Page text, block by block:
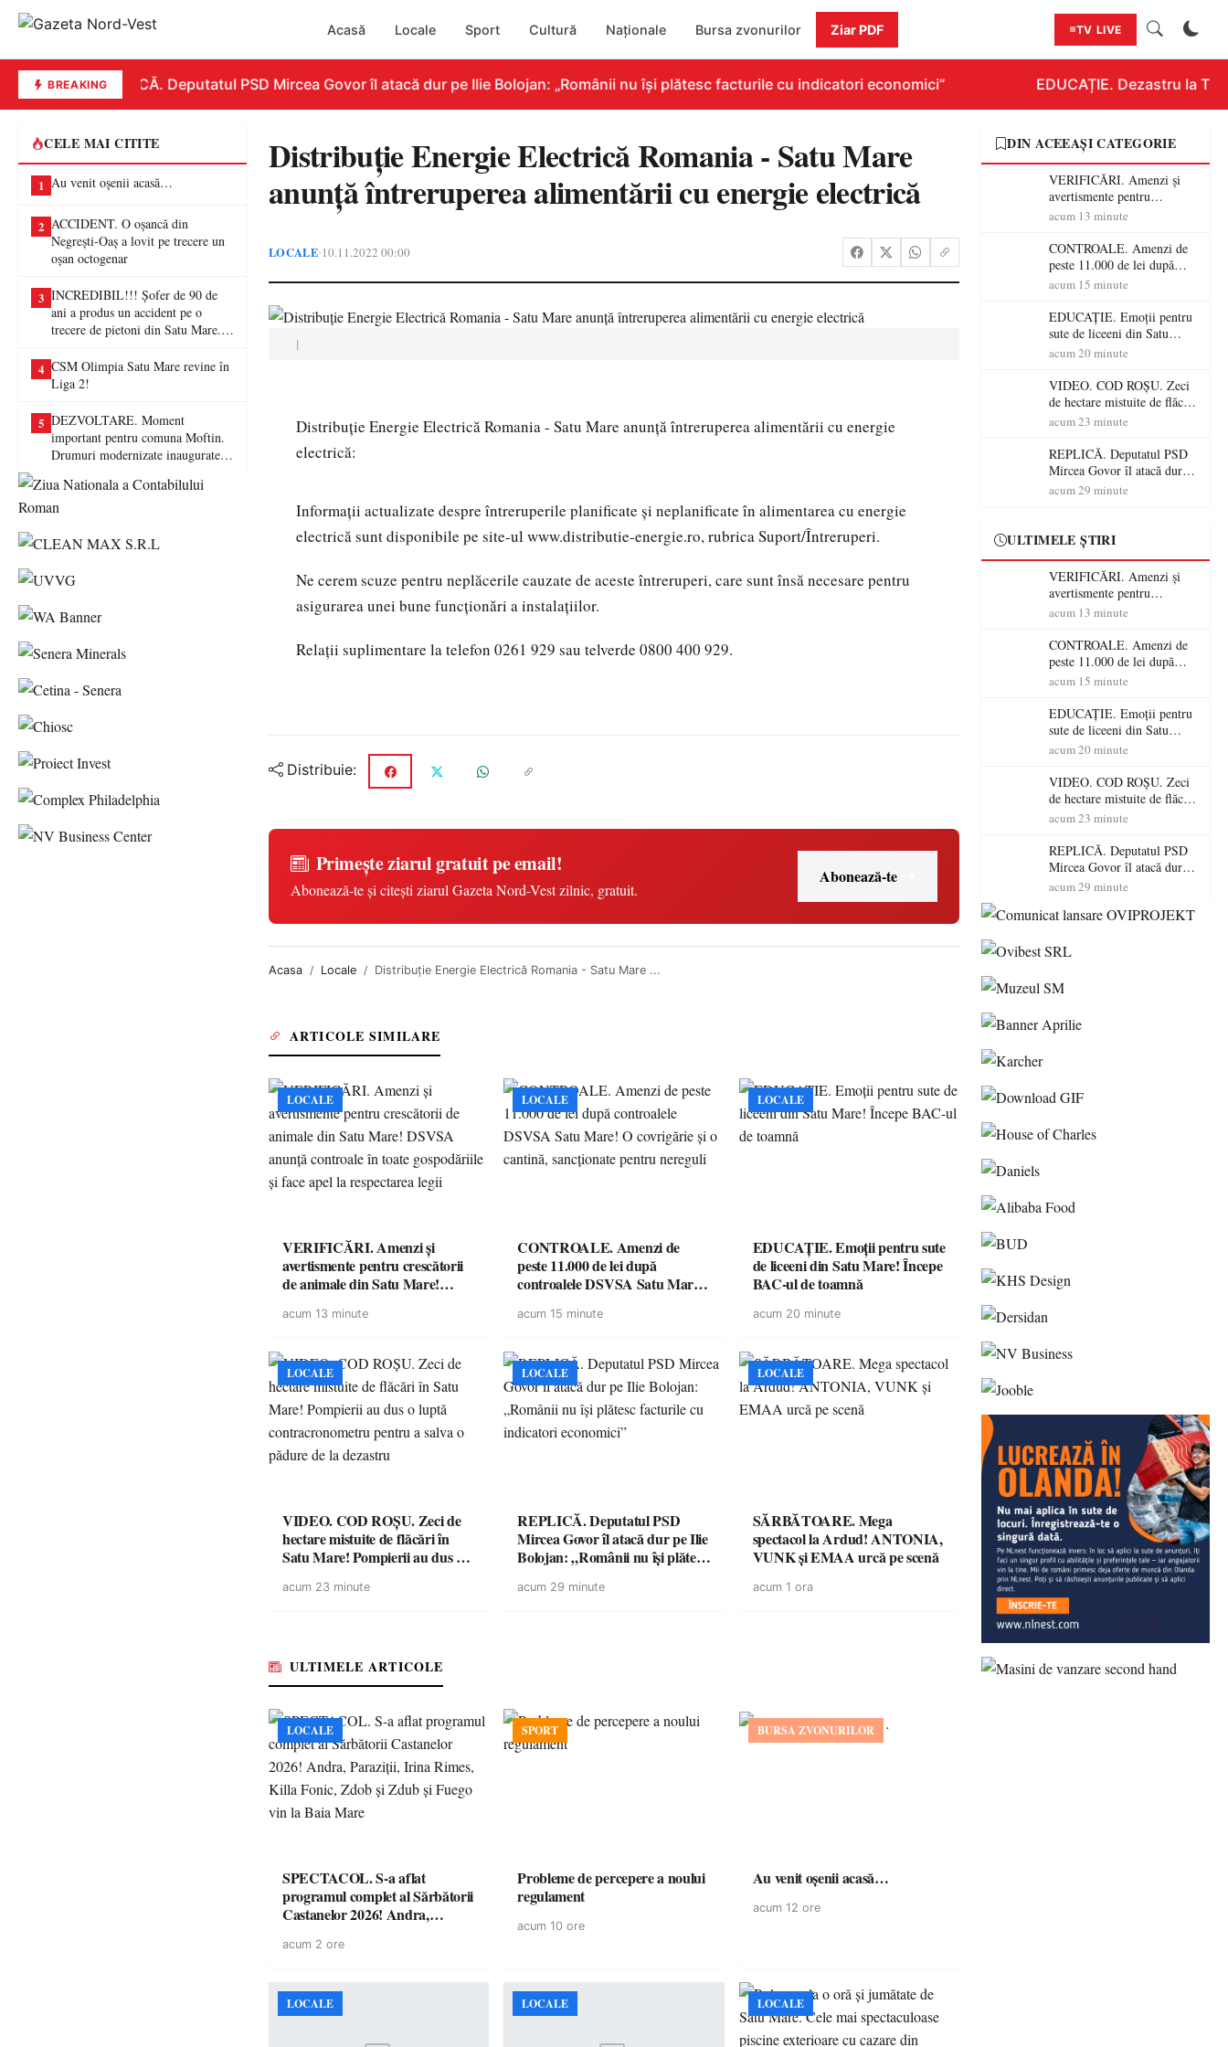
Acasă Locale Sport Cultură Naționale Bursa zvonurilor Ziar PDF TV LIVE
BREAKINGREPLICĂ. Deputatul PSD Mircea Govor îl atacă dur pe Ilie Bolojan: „Românii nu își plătesc facturile cu indicatori economici” EDUCAȚIE. Dezastru la
CELE MAI CITITE
1 Au venit oșenii acasă…
2 ACCIDENT. O oșancă din
Negrești-Oaș a lovit pe trecere un
oșan octogenar
3 INCREDIBIL!!! Șofer de 90 de
ani a produs un accident pe o
trecere de pietoni din Satu Mare. O
4 CSM Olimpia Satu Mare revine în
Liga 2!
5 DEZVOLTARE. Moment
important pentru comuna Moftin.
Drumuri modernizate inaugurate în
Distribuție Energie Electrică Romania - Satu Mare
anunţă întreruperea alimentării cu energie electrică
LOCALE•10.11.2022 00:00
|
Distribuție Energie Electrică Romania - Satu Mare anunţă întreruperea alimentării cu energie
electrică:
Informaţii actualizate despre întreruperile planificate și neplanificate în alimentarea cu energie
electrică sunt disponibile pe site-ul www.distributie-energie.ro, rubrica Suport/Întreruperi.
Ne cerem scuze pentru neplăcerile cauzate de aceste întreruperi, care sunt însă necesare pentru
asigurarea unei bune funcţionări a instalaţiilor.
Relații suplimentare la telefon 0261 929 sau telverde 0800 400 929.
Distribuie:
Primește ziarul gratuit pe email!
Abonează-te și citești ziarul Gazeta Nord-Vest zilnic, gratuit.
Abonează-te
Acasa Locale Distribuție Energie Electrică Romania - Satu Mare ...
ARTICOLE SIMILARE
LOCALE
VERIFICĂRI. Amenzi și
avertismente pentru crescătorii
de animale din Satu Mare!
toate gospodăriile și face apel la
acum 13 minute
LOCALE
CONTROALE. Amenzi de
peste 11.000 de lei după
controalele DSVSA Satu Mare!
sancționate pentru nereguli
acum 15 minute
LOCALE
EDUCAȚIE. Emoții pentru sute
de liceeni din Satu Mare! Începe
BAC-ul de toamnă
acum 20 minute
LOCALE
VIDEO. COD ROȘU. Zeci de
hectare mistuite de flăcări în
Satu Mare! Pompierii au dus o
a salva o pădure de la dezastru
acum 23 minute
LOCALE
REPLICĂ. Deputatul PSD
Mircea Govor îl atacă dur pe Ilie
Bolojan: „Românii nu își plătesc
economici”
acum 29 minute
LOCALE
SĂRBĂTOARE. Mega
spectacol la Ardud! ANTONIA,
VUNK și EMAA urcă pe scenă
acum 1 ora
ULTIMELE ARTICOLE
LOCALE
SPECTACOL. S-a aflat
programul complet al Sărbătorii
Castanelor 2026! Andra,
Fonic, Zdob și Zdub și Fuego
acum 2 ore
SPORT
Probleme de percepere a noului
regulament
acum 10 ore
BURSA ZVONURILOR
Au venit oșenii acasă…
acum 12 ore
LOCALE LOCALE LOCALE
DIN ACEEAȘI CATEGORIE
VERIFICĂRI. Amenzi și
avertismente pentru
crescătorii de animale din
controale în toate
gospodăriile și face apel la
respectarea legii
acum 13 minute
CONTROALE. Amenzi de
peste 11.000 de lei după
controalele DSVSA Satu
cantină, sancționate pentru
nereguli
acum 15 minute
EDUCAȚIE. Emoții pentru
sute de liceeni din Satu
Mare! Începe BAC-ul de
acum 20 minute
VIDEO. COD ROȘU. Zeci
de hectare mistuite de flăcări
în Satu Mare! Pompierii au
contracronometru pentru a
salva o pădure de la dezastru
acum 23 minute
REPLICĂ. Deputatul PSD
Mircea Govor îl atacă dur
pe Ilie Bolojan: „Românii
acum 29 minute
ULTIMELE ȘTIRI
VERIFICĂRI. Amenzi și
avertismente pentru
crescătorii de animale din
controale în toate
gospodăriile și face apel la
respectarea legii
acum 13 minute
CONTROALE. Amenzi de
peste 11.000 de lei după
controalele DSVSA Satu
cantină, sancționate pentru
nereguli
acum 15 minute
EDUCAȚIE. Emoții pentru
sute de liceeni din Satu
Mare! Începe BAC-ul de
acum 20 minute
VIDEO. COD ROȘU. Zeci
de hectare mistuite de flăcări
în Satu Mare! Pompierii au
contracronometru pentru a
salva o pădure de la dezastru
acum 23 minute
REPLICĂ. Deputatul PSD
Mircea Govor îl atacă dur
pe Ilie Bolojan: „Românii
indicatori economici”
acum 29 minute